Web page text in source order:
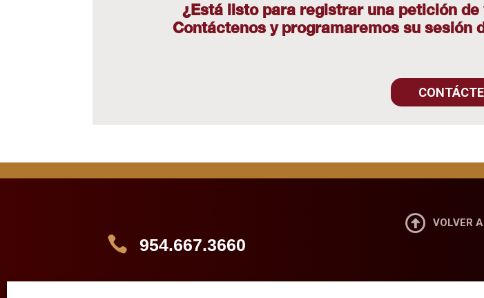
¿Está listo para registrar una petición
Contáctenos y programaremos su sesión
 VOLVER
 954.667.3660